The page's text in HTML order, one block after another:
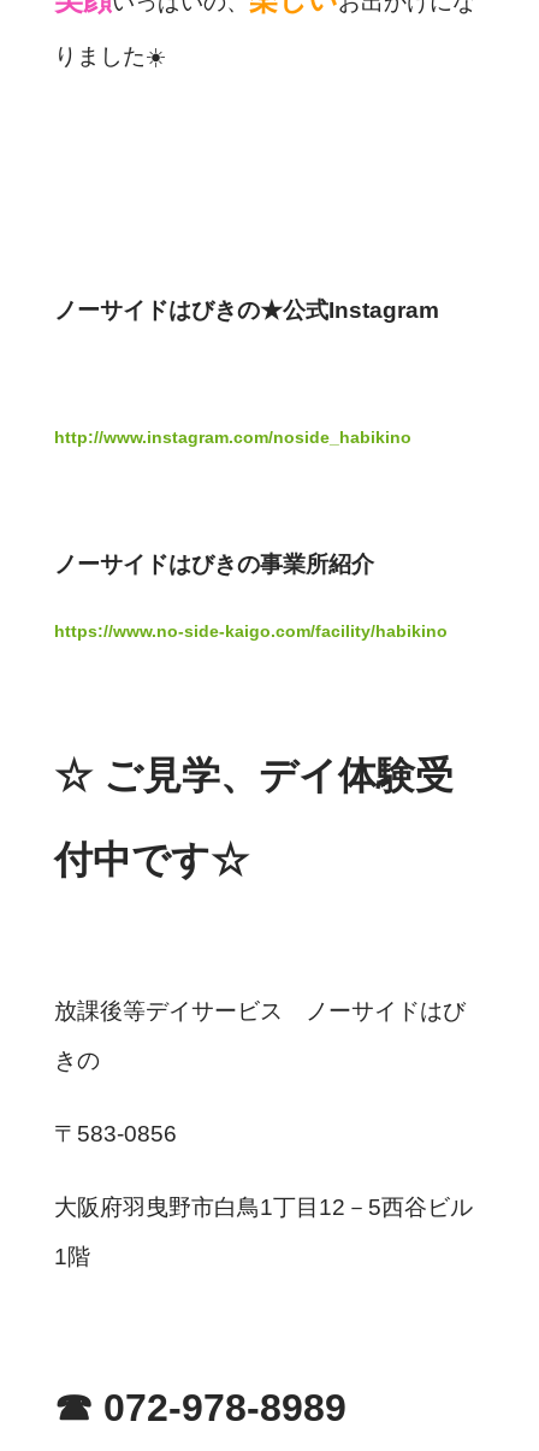
りました☀️
ノーサイドはびきの★公式Instagram
http://www.instagram.com/noside_habikino
ノーサイドはびきの事業所紹介
https://www.no-side-kaigo.com/facility/habikino
☆ ご見学、デイ体験受
付中です☆
放課後等デイサービス ノーサイドはび
きの
〒583-0856
大阪府羽曳野市白鳥1丁目12－5西谷ビル
1階
☎︎ 072-978-8989